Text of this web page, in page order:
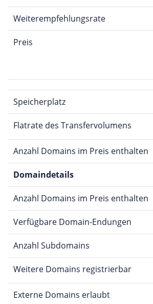
Weiterempfehlungsrate
Preis
Speicherplatz
Flatrate des Transfervolumens
Anzahl Domains im Preis enthalten
Domaindetails
Anzahl Domains im Preis enthalten
Verfügbare Domain-Endungen
Anzahl Subdomains
Weitere Domains registrierbar
Externe Domains erlaubt